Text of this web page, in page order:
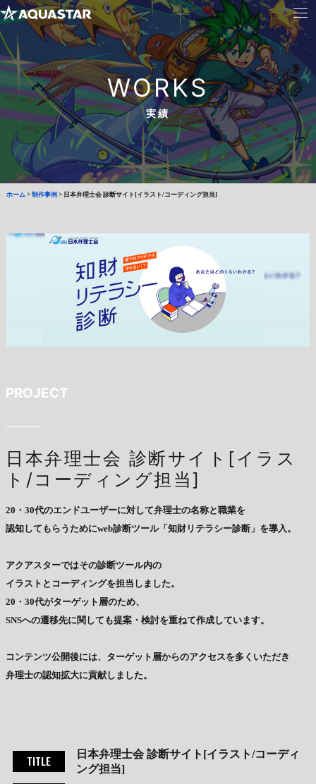
WORKS
実績
ホーム> 制作事例 > 日本弁理士会 診断サイト[イラスト/コーディング担当]
PROJECT
日本弁理士会 診断サイト[イラス
ト/コーディング担当]
20・30代のエンドユーザーに対して弁理士の名称と職業を
認知してもらうためにweb診断ツール「知財リテラシー診断」を導入。
アクアスターではその診断ツール内の
イラストとコーディングを担当しました。
20・30代がターゲット層のため、
SNSへの遷移先に関しても提案・検討を重ねて作成しています。
コンテンツ公開後には、ターゲット層からのアクセスを多くいただき
弁理士の認知拡大に貢献しました。
TITLE
日本弁理士会 診断サイト[イラスト/コーディ
ング担当]